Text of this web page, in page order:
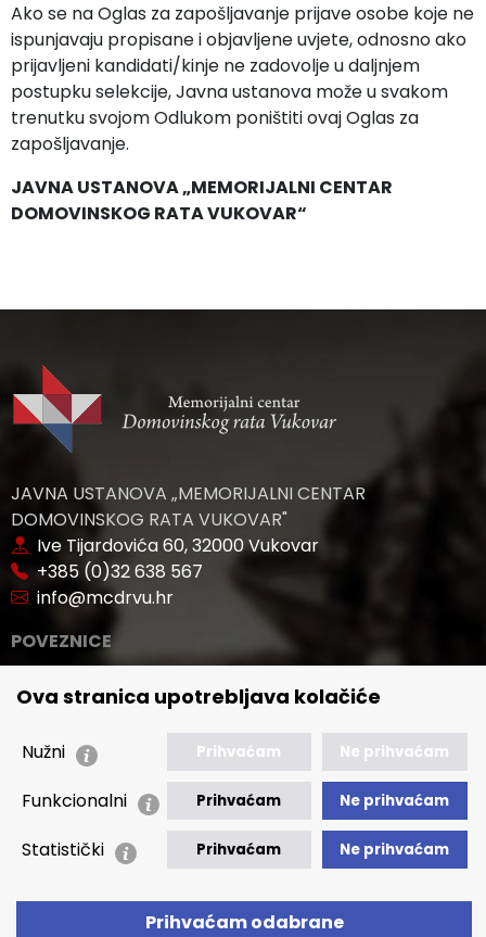
Ova stranica upotrebljava kolačiće
Nužni Prihvaćam Ne prihvaćam
Funkcionalni Prihvaćam Ne prihvaćam
Statistički Prihvaćam Ne prihvaćam
Prihvaćam odabrane
Ako se na Oglas za zapošljavanje prijave osobe koje ne
ispunjavaju propisane i objavljene uvjete, odnosno ako
prijavljeni kandidati/kinje ne zadovolje u daljnjem
postupku selekcije, Javna ustanova može u svakom
trenutku svojom Odlukom poništiti ovaj Oglas za
zapošljavanje.
JAVNA USTANOVA „MEMORIJALNI CENTAR
DOMOVINSKOG RATA VUKOVAR“
JAVNA USTANOVA „MEMORIJALNI CENTAR
DOMOVINSKOG RATA VUKOVAR"
Ive Tijardovića 60, 32000 Vukovar
+385 (0)32 638 567
info@mcdrvu.hr
POVEZNICE
🢒 Novosti
🢒 Akti
🢒 Polica Privatnosti